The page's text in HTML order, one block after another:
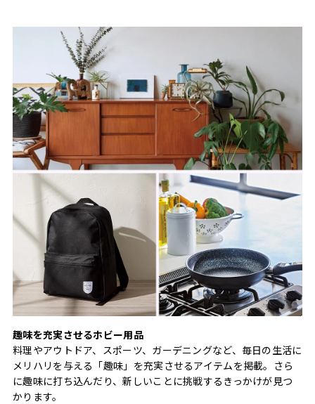
趣味を充実させるホビー用品
料理やアウトドア、スポーツ、ガーデニングなど、毎日の生活に
メリハリを与える「趣味」を充実させるアイテムを掲載。さら
に趣味に打ち込んだり、新しいことに挑戦するきっかけが見つ
かります。